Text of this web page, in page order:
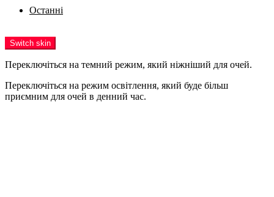
Останні
Switch skin
Переключіться на темний режим, який ніжніший для очей.
Переключіться на режим освітлення, який буде більш
приємним для очей в денний час.